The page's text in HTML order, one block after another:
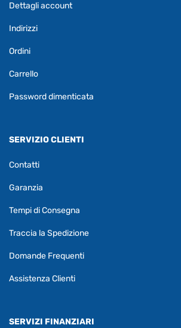
Dettagli account
Indirizzi
Ordini
Carrello
Password dimenticata
SERVIZIO CLIENTI
Contatti
Garanzia
Tempi di Consegna
Traccia la Spedizione
Domande Frequenti
Assistenza Clienti
SERVIZI FINANZIARI